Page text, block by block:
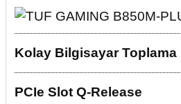
Kolay Bilgisayar Toplama
PCIe Slot Q-Release